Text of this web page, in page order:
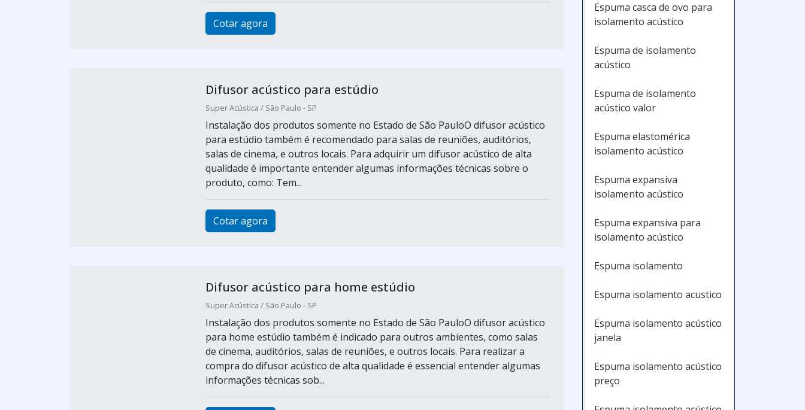
Cotar agora
Difusor acústico para estúdio
Super Acústica / São Paulo - SP
Instalação dos produtos somente no Estado de São PauloO difusor acústico
para estúdio também é recomendado para salas de reuniões, auditórios,
salas de cinema, e outros locais. Para adquirir um difusor acústico de alta
qualidade é importante entender algumas informações técnicas sobre o
produto, como: Tem...
Cotar agora
Difusor acústico para home estúdio
Super Acústica / São Paulo - SP
Instalação dos produtos somente no Estado de São PauloO difusor acústico
para home estúdio também é indicado para outros ambientes, como salas
de cinema, auditórios, salas de reuniões, e outros locais. Para realizar a
compra do difusor acústico de alta qualidade é essencial entender algumas
informações técnicas sob...
Espuma casca de ovo para
isolamento acústico
Espuma de isolamento
acústico
Espuma de isolamento
acústico valor
Espuma elastomérica
isolamento acústico
Espuma expansiva
isolamento acústico
Espuma expansiva para
isolamento acústico
Espuma isolamento
Espuma isolamento acustico
Espuma isolamento acústico
janela
Espuma isolamento acústico
preço